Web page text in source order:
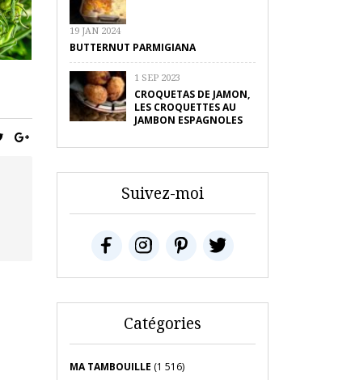
19 JAN 2024
BUTTERNUT PARMIGIANA
1 SEP 2023
CROQUETAS DE JAMON,
LES CROQUETTES AU
JAMBON ESPAGNOLES
Suivez-moi
Catégories
MA TAMBOUILLE (1 516)